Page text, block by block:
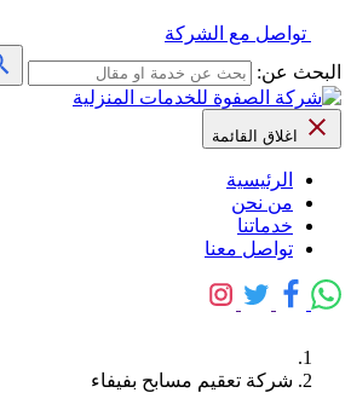
تواصل مع الشركة
البحث عن:
اغلاق القائمة
الرئيسية
من نحن
خدماتنا
تواصل معنا
شركة تعقيم مسابح بفيفاء